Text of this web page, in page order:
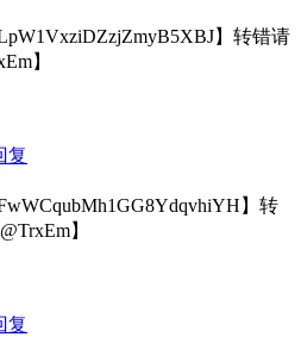
】转错请
】
复
】转
】
复